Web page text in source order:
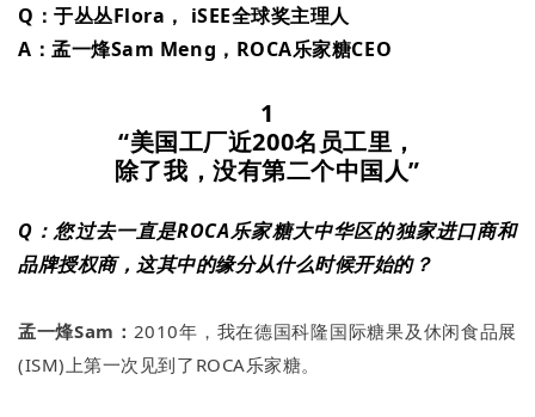
Q：于丛丛Flora， iSEE全球奖主理人
A：孟一烽Sam Meng，ROCA乐家糖CEO
1
“美国工厂近200名员工里，
除了我，没有第二个中国人”
Q：您过去一直是ROCA乐家糖大中华区的独家进口商和
品牌授权商，这其中的缘分从什么时候开始的？
孟一烽Sam： 2010年，我在德国科隆国际糖果及休闲食品展
(ISM)上第一次见到了ROCA乐家糖。